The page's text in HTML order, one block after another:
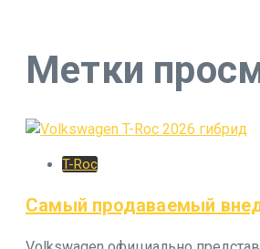
Метки
T-Roc
Самый продаваемый